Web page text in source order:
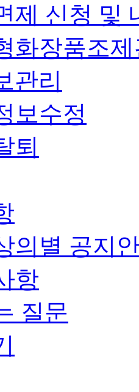
제 신청 및
화장품조
관리
보수정
퇴
의별 공지
항
질문